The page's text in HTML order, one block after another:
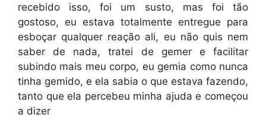
recebido isso, foi um susto, mas foi tão
gostoso, eu estava totalmente entregue para
esboçar qualquer reação ali, eu não quis nem
saber de nada, tratei de gemer e facilitar
subindo mais meu corpo, eu gemia como nunca
tinha gemido, e ela sabia o que estava fazendo,
tanto que ela percebeu minha ajuda e começou
a dizer